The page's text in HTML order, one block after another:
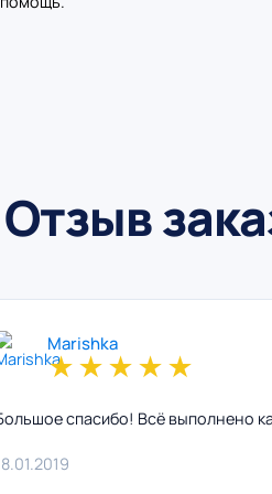
Отзыв
Marishka
★★★★★
спасибо! Всё выполнено